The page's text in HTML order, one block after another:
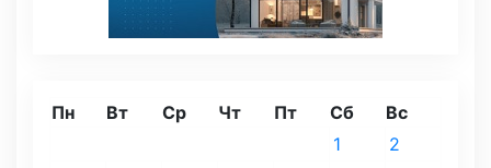
Пн Вт Ср Чт Пт Сб Вс
1
2